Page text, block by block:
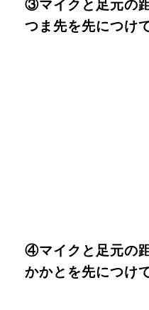
③マイクと足元の
つま先を先につけ
④マイクと足元の
かかとを先につけ